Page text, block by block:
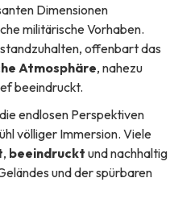
Dimensionen
militärische Vorhaben.
offenbart das
Atmosphäre, nahezu
beeindruckt.
endlosen Perspektiven
völliger Immersion. Viele
, beeindruckt und nachhaltig
und der spürbaren